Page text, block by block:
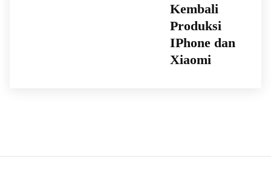
Kembali
Produksi
IPhone dan
Xiaomi